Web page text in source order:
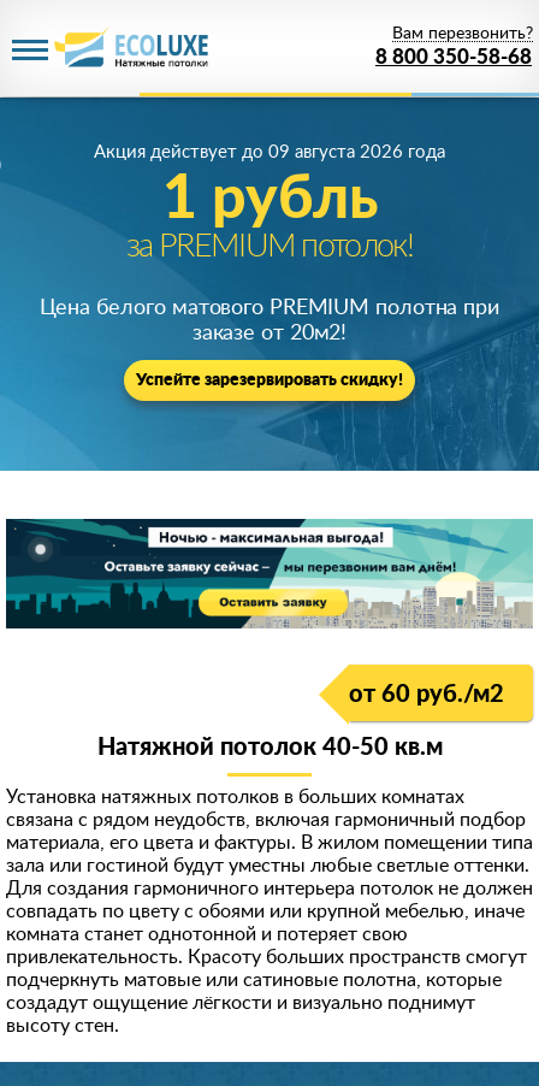
8 800 350-58-68
Вам перезвонить?
1 рубль
за PREMIUM потолок!
Акция действует до 09 августа 2026 года
Цена белого матового PREMIUM полотна при
заказе от 20м2!
Успейте зарезервировать скидку!
от 60 руб./м2
Натяжной потолок 40-50 кв.м
Установка натяжных потолков в больших комнатах
связана с рядом неудобств, включая гармоничный подбор
материала, его цвета и фактуры. В жилом помещении типа
зала или гостиной будут уместны любые светлые оттенки.
Для создания гармоничного интерьера потолок не должен
совпадать по цвету с обоями или крупной мебелью, иначе
комната станет однотонной и потеряет свою
привлекательность. Красоту больших пространств смогут
подчеркнуть матовые или сатиновые полотна, которые
создадут ощущение лёгкости и визуально поднимут
высоту стен.